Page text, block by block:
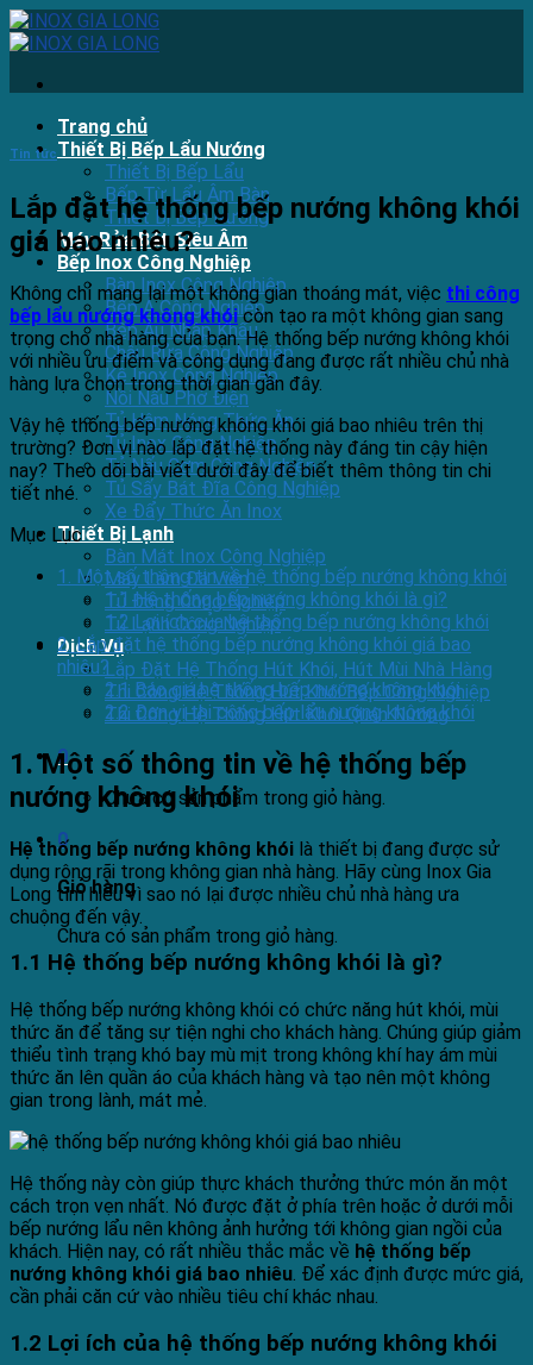
Skip
to
Trang chủ
Thiết Bị Bếp Lẩu Nướng
Thiết Bị Bếp Lẩu
Bếp Từ Lẩu Âm Bàn
Thiết Bị Bếp Nướng
Máy Rửa Bát Siêu Âm
Bếp Inox Công Nghiệp
Bàn Inox Công Nghiệp
Bếp Á Công Nghiệp
Bếp Âu Nhập Khẩu
Chậu Rửa Công Nghiệp
Kệ Inox Công Nghiệp
Nồi Nấu Phở Điện
Tủ Hâm Nóng Thức Ăn
Tủ Inox Công Nghiệp
Tủ Nấu Cơm Công Nghiệp
Tủ Sấy Bát Đĩa Công Nghiệp
Xe Đẩy Thức Ăn Inox
Thiết Bị Lạnh
Bàn Mát Inox Công Nghiệp
Máy Làm Đá Viên
Tủ Đông Công Nghiệp
Tủ Lạnh Công Nghiệp
Dịch Vụ
Lắp Đặt Hệ Thống Hút Khói, Hút Mùi Nhà Hàng
Thi Công Hệ Thống Hút Khói Bếp Công Nghiệp
Thi Công Hệ Thống Hút Khói Quán Nướng
0
Chưa có sản phẩm trong giỏ hàng.
0
Giỏ hàng
Chưa có sản phẩm trong giỏ hàng.
Tin tức
Lắp đặt hệ thống bếp nướng không khói
giá bao nhiêu?
Không chỉ mang lại một không gian thoáng mát, việc thi công
bếp lẩu nướng không khóicòn tạo ra một không gian sang
trọng cho nhà hàng của bạn. Hệ thống bếp nướng không khói
với nhiều ưu điểm và công dụng đang được rất nhiều chủ nhà
hàng lựa chọn trong thời gian gần đây.
Vậy hệ thống bếp nướng không khói giá bao nhiêu trên thị
trường? Đơn vị nào lắp đặt hệ thống này đáng tin cậy hiện
nay? Theo dõi bài viết dưới đây để biết thêm thông tin chi
tiết nhé.
Mục Lục
1. Một số thông tin về hệ thống bếp nướng không khói
1.1 Hệ thống bếp nướng không khói là gì?
1.2 Lợi ích của hệ thống bếp nướng không khói
2. Lắp đặt hệ thống bếp nướng không khói giá bao
nhiêu?
2.1 Báo giá hệ thống bếp nướng không khói
2.2 Đơn vị thi công bếp lẩu nướng không khói
1. Một số thông tin về hệ thống bếp
nướng không khói
Hệ thống bếp nướng không khói là thiết bị đang được sử
dụng rộng rãi trong không gian nhà hàng. Hãy cùng Inox Gia
Long tìm hiểu vì sao nó lại được nhiều chủ nhà hàng ưa
chuộng đến vậy.
1.1 Hệ thống bếp nướng không khói là gì?
Hệ thống bếp nướng không khói có chức năng hút khói, mùi
thức ăn để tăng sự tiện nghi cho khách hàng. Chúng giúp giảm
thiểu tình trạng khó bay mù mịt trong không khí hay ám mùi
thức ăn lên quần áo của khách hàng và tạo nên một không
gian trong lành, mát mẻ.
Hệ thống này còn giúp thực khách thưởng thức món ăn một
cách trọn vẹn nhất. Nó được đặt ở phía trên hoặc ở dưới mỗi
bếp nướng lẩu nên không ảnh hưởng tới không gian ngồi của
khách. Hiện nay, có rất nhiều thắc mắc về hệ thống bếp
nướng không khói giá bao nhiêu. Để xác định được mức giá,
cần phải căn cứ vào nhiều tiêu chí khác nhau.
1.2 Lợi ích của hệ thống bếp nướng không khói